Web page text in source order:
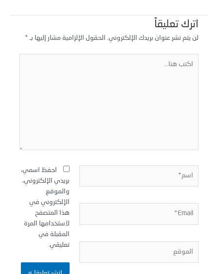
اترك تعليقاً
لن يتم نشر عنوان بريدك الإلكتروني. الحقول الإلزامية مشار إليها بـ
احفظ اسمي،
بريدي الإلكتروني،
والموقع
الإلكتروني في
هذا المتصفح
لاستخدامها المرة
المقبلة في
تعليقي.